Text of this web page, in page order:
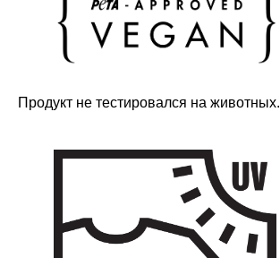
Продукт не тестировался на животных.
Оставайтесь в курсе новостей и